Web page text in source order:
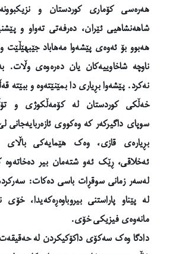
هەرەسی کۆماری کوردستان و
شاهەنشاهیی ئێران، دەرفەتی تەواو و
هەبوو بۆ ئەوەی پێشەوا مەهاباد جێبهێڵێت و
ناوچە شاخاوییەکان یان دەرەوەی وڵات.
نەکرد. پێشەوا بڕیاری دا بمێنێتەوە و ببێتە
خەڵکی کوردستان لە کۆمەڵکوژی و
سوپای داگیرکەر کە وەکووی
بڕیارەی قازی، وەک هێمایەکی باڵای
ئەخلاقی، ڕێک ئەو شتەمان بیر دەخاتەوە
لەسەر زمانی سوقڕات باسی دەکات:
لە پێناو پاراستنی بیروباوەڕەکەیدا، خۆی
مانەوەی فیزیکی خۆی.
دادگا وەک سەکۆی داکۆکیکردن لە حەقیقەت